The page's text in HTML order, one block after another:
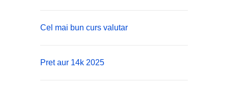
Cel mai bun curs valutar
Pret aur 14k 2025